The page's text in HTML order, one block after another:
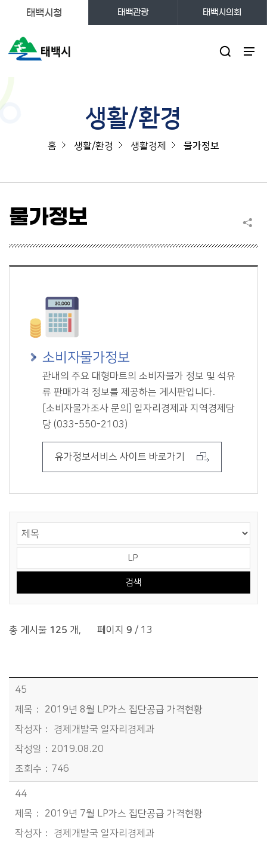
태백시청 태백관광 태백시의회
생활/환경
홈 생활/환경 생활경제 물가정보
물가정보
소비자물가정보
관내의 주요 대형마트의 소비자물가 정보 및 석유
류 판매가격 정보를 제공하는 게시판입니다.
[소비자물가조사 문의] 일자리경제과 지역경제담
당 (033-550-2103)
유가정보서비스 사이트 바로가기
총 게시물 125 개 , 페이지 9 / 13
분야별정보>생활/환경>생활경제>물가정보 목록 - 번호, 제목, 작성자, 작성일, 조회수정보 제공
45
2019년 8월 LP가스 집단공급 가격현황
경제개발국 일자리경제과
2019.08.20
746
44
2019년 7월 LP가스 집단공급 가격현황
경제개발국 일자리경제과